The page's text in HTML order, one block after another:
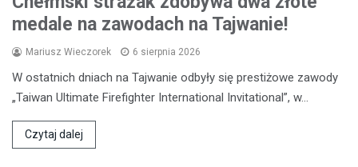
medale na zawodach na Tajwanie!
Mariusz Wieczorek 6 sierpnia 2026
W ostatnich dniach na Tajwanie odbyły się prestiżowe zawody
„Taiwan Ultimate Firefighter International Invitational”, w…
Czytaj dalej